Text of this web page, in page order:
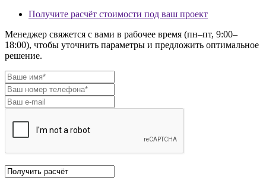
Получите расчёт стоимости под ваш проект
Менеджер свяжется с вами в рабочее время (пн–пт, 9:00–
18:00), чтобы уточнить параметры и предложить оптимальное
решение.